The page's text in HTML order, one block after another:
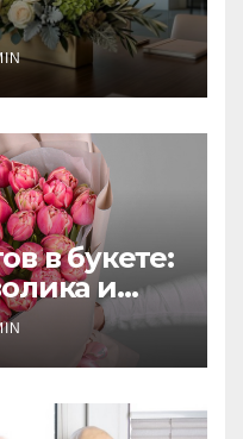
в букете:
и